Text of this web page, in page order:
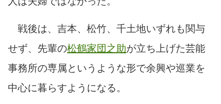
戦後は、吉本、松竹、千土地いずれも関与
せず、先輩の松鶴家団之助が立ち上げた芸能
事務所の専属というような形で余興や巡業を
中心に暮らすようになる。